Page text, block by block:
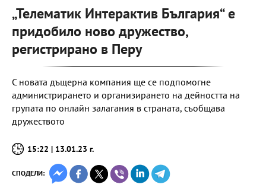
„Телематик Интерактив България“ е
придобило ново дружество,
регистрирано в Перу
С новата дъщерна компания ще се подпомогне
администрирането и организирането на дейността на
групата по онлайн залагания в страната, съобщава
дружеството
15:22 | 13.01.23 г.
СПОДЕЛИ: